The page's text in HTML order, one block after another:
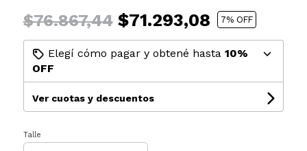
$76.867,44$71.293,08 7% OFF
Elegí cómo pagar y obtené hasta 10%
OFF
Ver cuotas y descuentos
Talle